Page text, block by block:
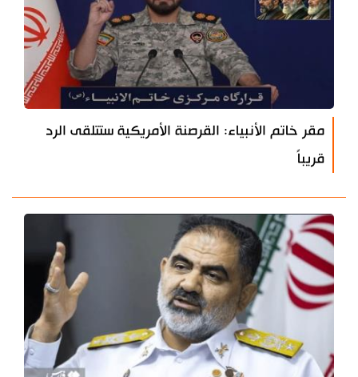
مقر خاتم الأنبياء: القرصنة الأمريكية ستتلقى الرد
قريباً